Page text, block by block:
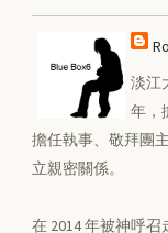
淡江
年，
擔任執事、敬拜團
立親密關係。
在 2014 年被神呼